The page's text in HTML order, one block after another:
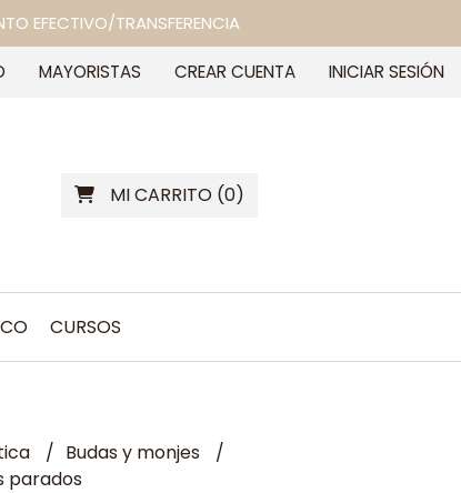
TRANSFERENCIA
MAYORISTAS CREAR CUENTA INICIAR SESIÓN
MI CARRITO(0)
CURSOS
Budas y monjes
parados